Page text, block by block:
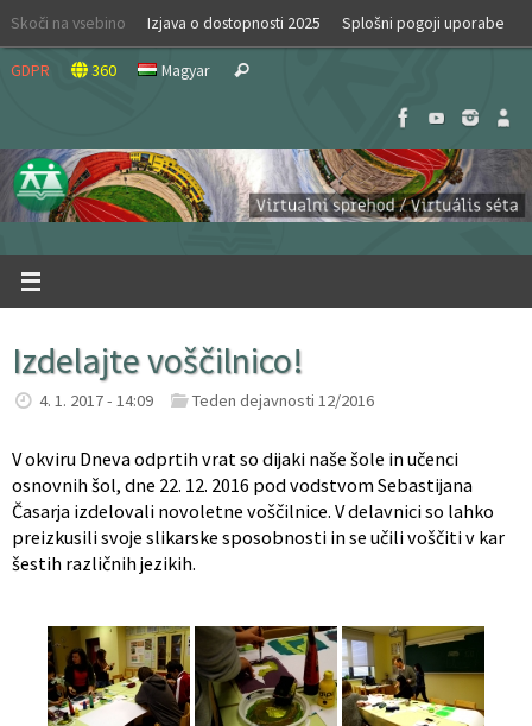
Skip
content
Skoči na vsebino Izjava o dostopnosti 2025 Splošni pogoji uporabe
GDPR 360 Magyar Search
Izdelajte voščilnico!
4. 1. 2017 - 14:09 Teden dejavnosti 12/2016
V okviru Dneva odprtih vrat so dijaki naše šole in učenci
osnovnih šol, dne 22. 12. 2016 pod vodstvom Sebastijana
Časarja izdelovali novoletne voščilnice. V delavnici so lahko
preizkusili svoje slikarske sposobnosti in se učili voščiti v kar
šestih različnih jezikih.